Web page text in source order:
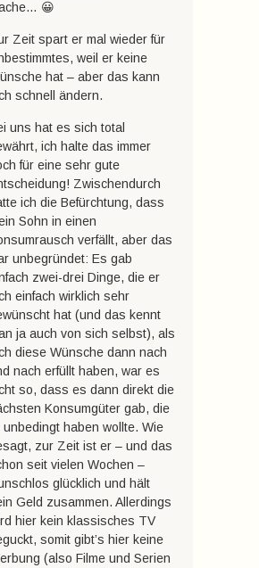
😀
Zeit spart er mal wieder für
weil er keine
hat – aber das kann
schnell ändern.
uns hat es sich total
ich halte das immer
für eine sehr gute
Zwischendurch
ich die Befürchtung, dass
Sohn in einen
verfällt, aber das
unbegründet: Es gab
zwei-drei Dinge, die er
einfach wirklich sehr
hat (und das kennt
ja auch von sich selbst), als
diese Wünsche dann nach
nach erfüllt haben, war es
so, dass es dann direkt die
Konsumgüter gab, die
unbedingt haben wollte. Wie
zur Zeit ist er – und das
seit vielen Wochen –
glücklich und hält
Geld zusammen. Allerdings
hier kein klassisches TV
somit gibt’s hier keine
(also Filme und Serien